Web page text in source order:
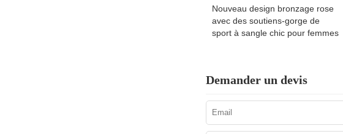
Nouveau design bronzage rose
avec des soutiens-gorge de
sport à sangle chic pour femmes
Demander un devis